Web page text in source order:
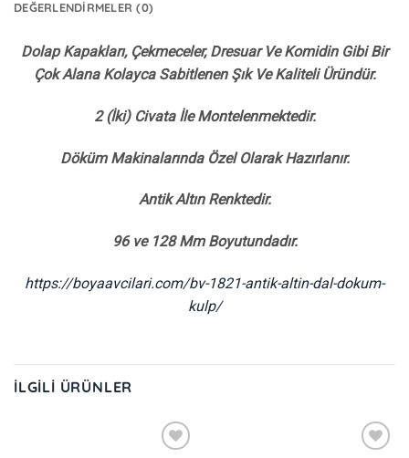
DEĞERLENDIRMELER (0)
Dolap Kapakları, Çekmeceler, Dresuar Ve Komidin Gibi Bir
Çok Alana Kolayca Sabitlenen Şık Ve Kaliteli Üründür.
2 (İki) Civata İle Montelenmektedir.
Döküm Makinalarında Özel Olarak Hazırlanır.
Antik Altın Renktedir.
96 ve 128 Mm Boyutundadır.
https://boyaavcilari.com/bv-1821-antik-altin-dal-dokum-
kulp/
İLGILI ÜRÜNLER